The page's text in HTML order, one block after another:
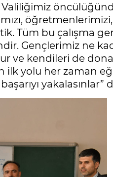
Valiliğimiz
Tüm bu çalışma
Gençlerimiz ne
ve kendileri de
ilk yolu her zaman
yakalasınlar”